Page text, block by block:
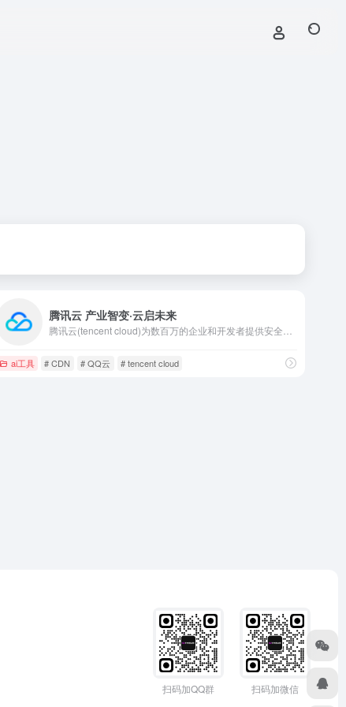
腾讯云 产业智变·云启未来
ai工具 # CDN # QQ云 # tencent cloud
扫码加QQ群 扫码加微信